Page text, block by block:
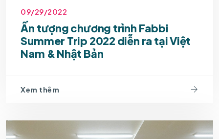
09/29/2022
Ấn tượng chương trình Fabbi
Summer Trip 2022 diễn ra tại Việt
Nam & Nhật Bản
Xem thêm